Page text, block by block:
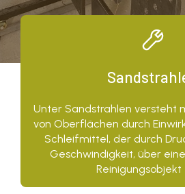
Unter Sandstrahlen versteht
von Oberflächen durch
Schleifmittel, der durch
Geschwindigkeit, über